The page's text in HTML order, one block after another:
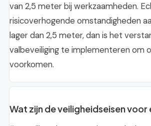
van 2,5 meter bij werkzaamheden.
risicoverhogende omstandigheden
lager dan 2,5 meter, dan is het
valbeveiliging te implementeren om
voorkomen.
Wat zijn de veiligheidseisen voor